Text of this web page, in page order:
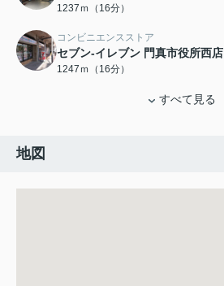
1237ｍ（16分）
コンビニエンスストア
セブン-イレブン 門真市役所西店
1247ｍ（16分）
すべて見る
地図